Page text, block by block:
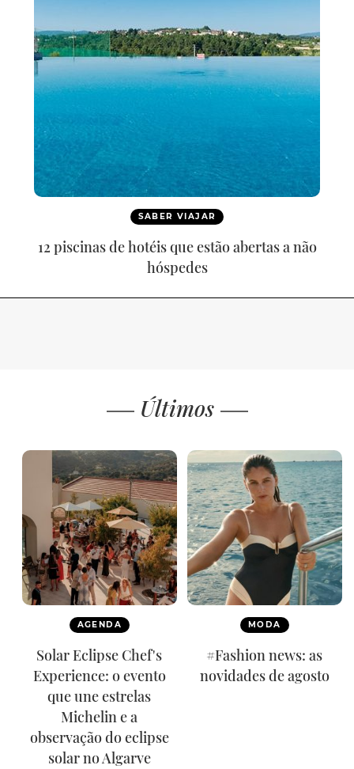
SABER VIAJAR
12 piscinas de hotéis que estão abertas a não
hóspedes
Últimos
AGENDA
Solar Eclipse Chef's
Experience: o evento
que une estrelas
Michelin e a
observação do eclipse
solar no Algarve
MODA
#Fashion news: as
novidades de agosto